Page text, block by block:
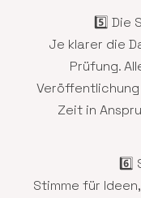
5️⃣ Die
Je klarer die
Prüfung.
Zeit in
6️⃣
Stimme für